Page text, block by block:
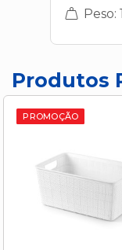
Peso:
Produtos
PROMOÇÃO